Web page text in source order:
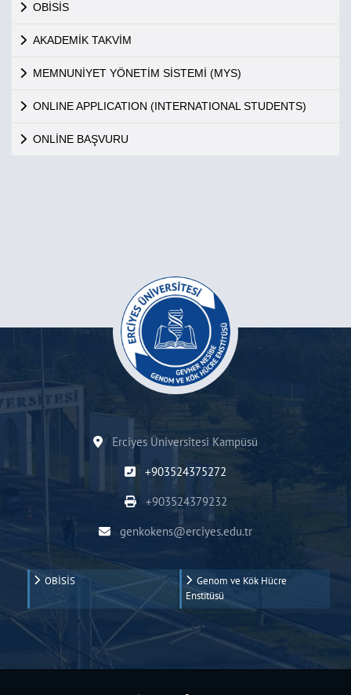
OBİSİS
AKADEMİK TAKVİM
MEMNUNİYET YÖNETİM SİSTEMİ (MYS)
ONLINE APPLICATION (INTERNATIONAL STUDENTS)
ONLİNE BAŞVURU
Erciyes Üniversitesi Kampüsü
+903524375272
+903524379232
genkokens@erciyes.edu.tr
OBİSİS
Genom ve Kök Hücre
Enstitüsü